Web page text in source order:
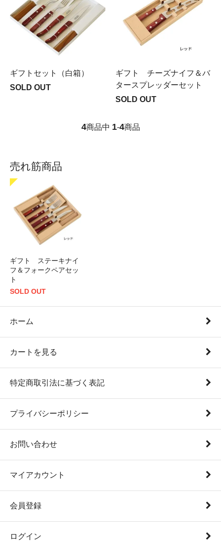
ギフトセット（白箱）
SOLD OUT
ギフト チーズナイフ＆バ
タースプレッダーセット
SOLD OUT
4商品中 1-4商品
売れ筋商品
ギフト ステーキナイ
フ＆フォークペアセッ
ト
SOLD OUT
ホーム
カートを見る
特定商取引法に基づく表記
プライバシーポリシー
お問い合わせ
マイアカウント
会員登録
ログイン